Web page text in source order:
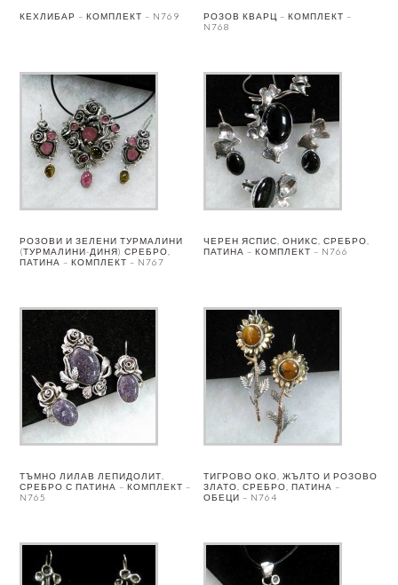
КЕХЛИБАР – КОМПЛЕКТ – N769
РОЗОВ КВАРЦ – КОМПЛЕКТ –
N768
РОЗОВИ И ЗЕЛЕНИ ТУРМАЛИНИ
(ТУРМАЛИНИ-ДИНЯ) СРЕБРО,
ПАТИНА – КОМПЛЕКТ – N767
ЧЕРЕН ЯСПИС, ОНИКС, СРЕБРО,
ПАТИНА – КОМПЛЕКТ – N766
ТЪМНО ЛИЛАВ ЛЕПИДОЛИТ,
СРЕБРО С ПАТИНА – КОМПЛЕКТ –
N765
ТИГРОВО ОКО, ЖЪЛТО И РОЗОВО
ЗЛАТО, СРЕБРО, ПАТИНА –
ОБЕЦИ – N764